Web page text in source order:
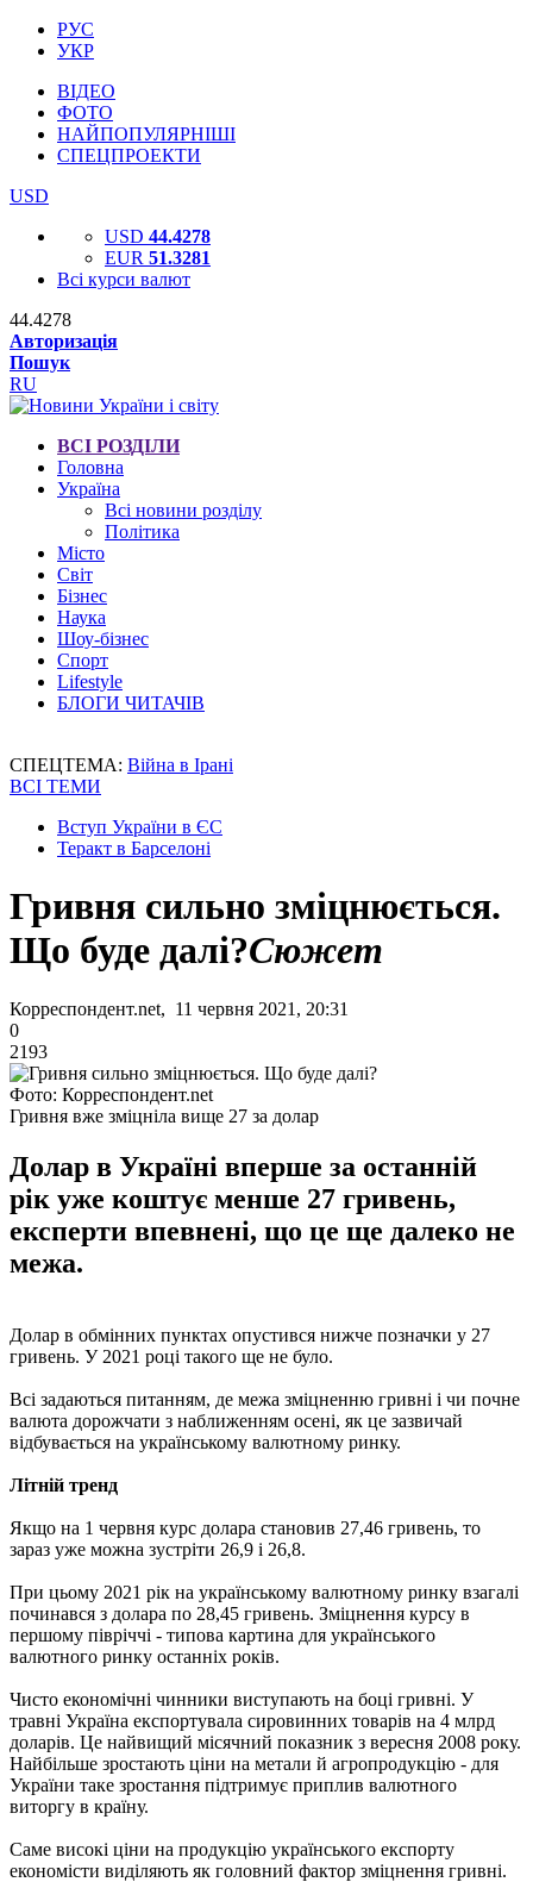
РУС
УКР
ВІДЕО
ФОТО
НАЙПОПУЛЯРНІШІ
СПЕЦПРОЕКТИ
USD
USD 44.4278
EUR 51.3281
Всі курси валют
44.4278
Авторизація
Пошук
RU
ВСІ РОЗДІЛИ
Головна
Україна
Всі новини розділу
Політика
Місто
Світ
Бізнес
Наука
Шоу-бізнес
Спорт
Lifestyle
БЛОГИ ЧИТАЧІВ
СПЕЦТЕМА: Війна в Ірані
ВСІ ТЕМИ
Вступ України в ЄС
Теракт в Барселоні
Гривня сильно зміцнюється.
Що буде далі?Сюжет
Корреспондент.net, 11 червня 2021, 20:31
0
2193
Фото: Корреспондент.net
Гривня вже зміцніла вище 27 за долар
Долар в Україні вперше за останній
рік уже коштує менше 27 гривень,
експерти впевнені, що це ще далеко не
межа.
Долар в обмінних пунктах опустився нижче позначки у 27
гривень. У 2021 році такого ще не було.
Всі задаються питанням, де межа зміцненню гривні і чи почне
валюта дорожчати з наближенням осені, як це зазвичай
відбувається на українському валютному ринку.
Літній тренд
Якщо на 1 червня курс долара становив 27,46 гривень, то
зараз уже можна зустріти 26,9 і 26,8.
При цьому 2021 рік на українському валютному ринку взагалі
починався з долара по 28,45 гривень. Зміцнення курсу в
першому півріччі - типова картина для українського
валютного ринку останніх років.
Чисто економічні чинники виступають на боці гривні. У
травні Україна експортувала сировинних товарів на 4 млрд
доларів. Це найвищий місячний показник з вересня 2008 року.
Найбільше зростають ціни на метали й агропродукцію - для
України таке зростання підтримує приплив валютного
виторгу в країну.
Саме високі ціни на продукцію українського експорту
економісти виділяють як головний фактор зміцнення гривні.